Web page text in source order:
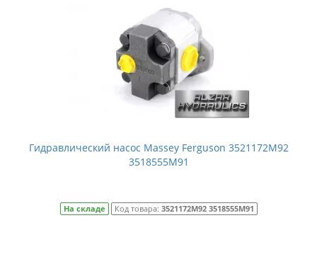
Гидравлический насос Massey Ferguson 3521172M92
3518555M91
На складе Код товара: 3521172M92 3518555M91